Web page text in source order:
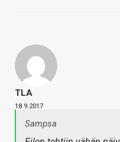
TLA
18.9.2017
Sampsa